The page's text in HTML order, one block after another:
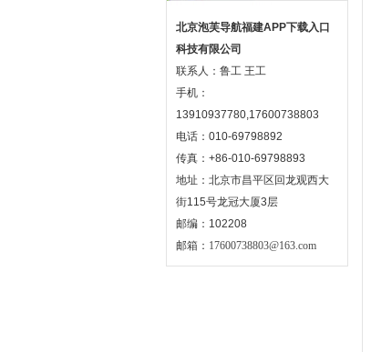
北京泡芙导航福建APP下载入口
科技有限公司
联系人：鲁工 王工
手机：
13910937780,17600738803
电话：010-69798892
传真：+86-010-69798893
地址：北京市昌平区回龙观西大
街115号龙冠大厦3层
邮编：102208
邮箱： 17600738803@163.com